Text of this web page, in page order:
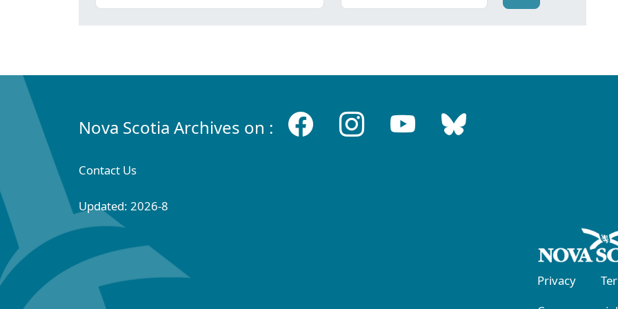
Nova Scotia Archives on :
Contact Us
Updated: 2026-8
Privacy